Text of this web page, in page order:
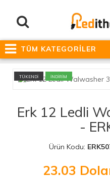
TÜM KATEGORİLER
TÜKENDİ İNDİRİM
Erk 12 Ledli
-
Ürün Kodu:
23.03